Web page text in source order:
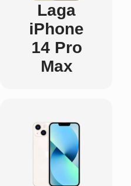
Laga
iPhone
14 Pro
Max